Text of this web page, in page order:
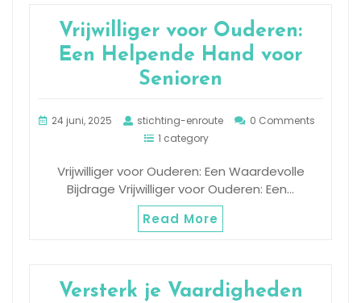
Vrijwilliger voor Ouderen:
Een Helpende Hand voor
Senioren
24 juni, 2025 stichting-enroute
0 Comments
1 category
Vrijwilliger voor Ouderen: Een Waardevolle
Bijdrage Vrijwilliger voor Ouderen: Een…
Read More
Versterk je Vaardigheden